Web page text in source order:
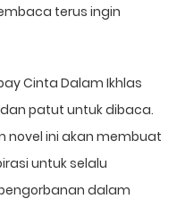
terus ingin
Cinta Dalam Ikhlas
patut untuk dibaca.
novel ini akan membuat
untuk selalu
dalam